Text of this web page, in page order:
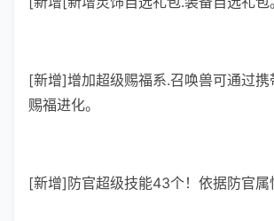
[新增]增加超级赐福系.召唤兽可通过携
赐福进化。
[新增]防官超级技能43个！依据防官属